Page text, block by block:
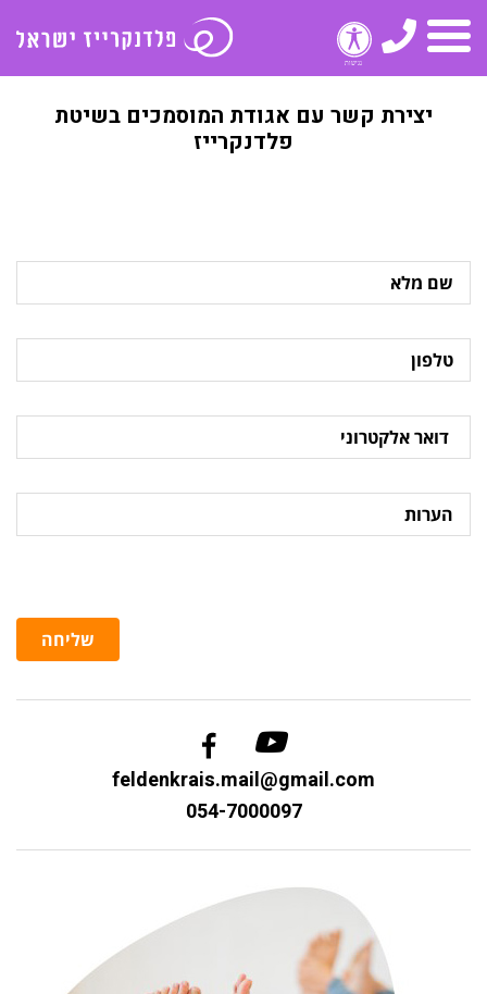
תפריט
טלפון
יצירת קשר עם אגודת המוסמכים בשיטת
פלדנקרייז
מלא
טלפון
אלקטרוני
הערות
שליחה
feldenkrais.mail@gmail.com
054-7000097